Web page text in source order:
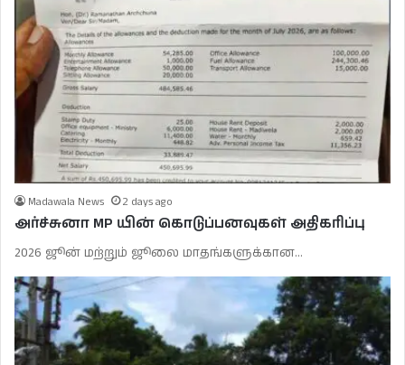
Madawala News 2 days ago
அர்ச்சுனா MP யின் கொடுப்பனவுகள் அதிகரிப்பு
2026 ஜூன் மற்றும் ஜூலை மாதங்களுக்கான…